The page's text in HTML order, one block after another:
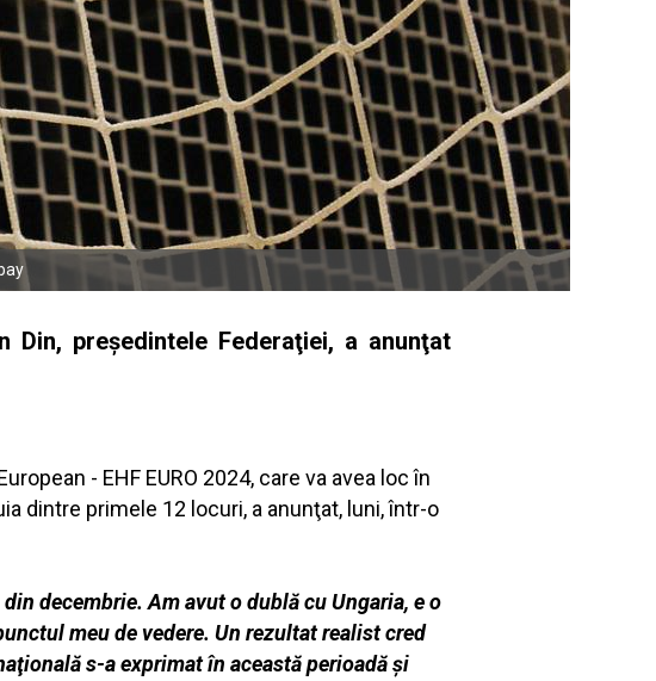
Din, preşedintele Federaţiei, a anunţat
- EHF EURO 2024, care va avea loc în
dintre primele 12 locuri, a anunţat, luni, într-o
decembrie. Am avut o dublă cu Ungaria, e o
meu de vedere. Un rezultat realist cred
s-a exprimat în această perioadă şi